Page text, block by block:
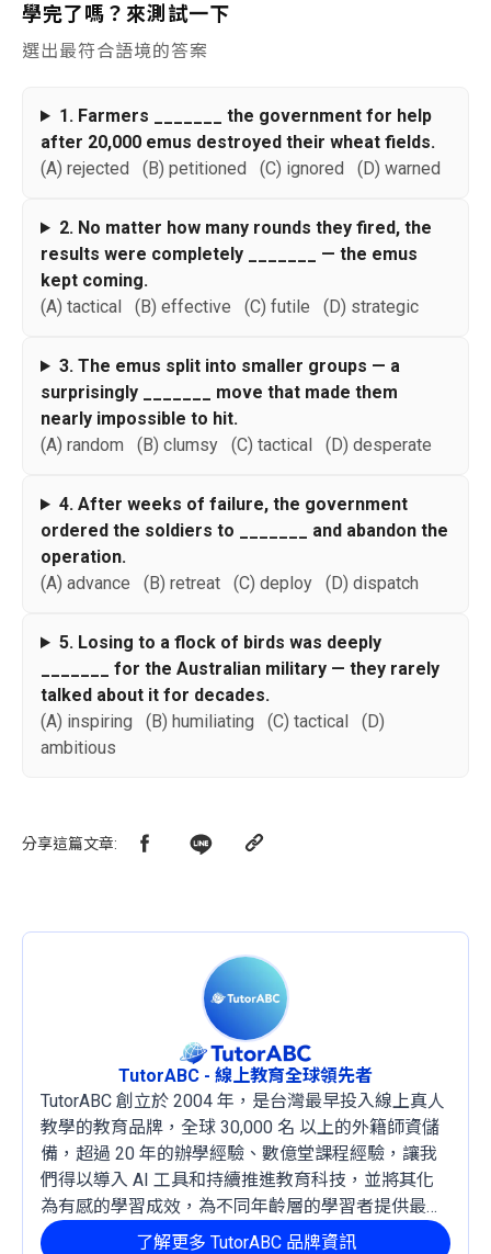
學完了嗎？來測試一下
選出最符合語境的答案
1. Farmers _______ the government for help
after 20,000 emus destroyed their wheat fields.
(A) rejected (B) petitioned (C) ignored (D) warned
2. No matter how many rounds they fired, the
results were completely _______ — the emus
kept coming.
(A) tactical (B) effective (C) futile (D) strategic
3. The emus split into smaller groups — a
surprisingly _______ move that made them
nearly impossible to hit.
(A) random (B) clumsy (C) tactical (D) desperate
4. After weeks of failure, the government
ordered the soldiers to _______ and abandon the
operation.
(A) advance (B) retreat (C) deploy (D) dispatch
5. Losing to a flock of birds was deeply
_______ for the Australian military — they rarely
talked about it for decades.
(A) inspiring (B) humiliating (C) tactical (D)
ambitious
分享這篇文章:
TutorABC - 線上教育全球領先者
TutorABC 創立於 2004 年，是台灣最早投入線上真人
教學的教育品牌，全球 30,000 名 以上的外籍師資儲
備，超過 20 年的辦學經驗、數億堂課程經驗，讓我
們得以導入 AI 工具和持續推進教育科技，並將其化
為有感的學習成效，為不同年齡層的學習者提供最穩
定且有效的成長路徑。了解更多 TutorABC 品牌資訊